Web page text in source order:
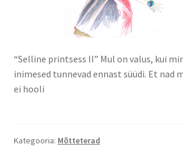
“Selline printsess II” Mul on valus, kui
inimesed tunnevad ennast süüdi. Et nad
ei hooli
Kategooria: Mõtteterad